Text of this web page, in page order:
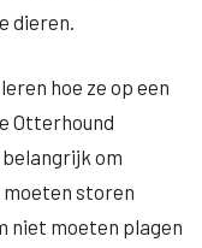
dieren.
hoe ze op een
Otterhound
om
moeten storen
niet moeten plagen